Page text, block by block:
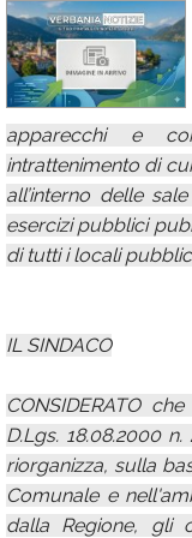
Annunci
apparecchi e
intrattenimento di cui
all’interno delle
esercizi pubblici
di tutti i locali
IL SINDACO
CONSIDERATO
D.Lgs. 18.08.2000
riorganizza, sulla
Comunale e
dalla Regione, gli